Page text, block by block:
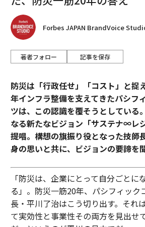
Forbes JAPAN BrandVoice
著者フォロー 記事を保存
防災は「行政任せ」「コスト」と捉
年インフラ整備を支えてきたパシフ
ツは、この認識を覆そうとしている
なる新たなビジョン「サステナ∞レ
提唱。構想の旗振り役となった技師
身の思いと共に、ビジョンの要諦を
「防災は、企業にとって自分ごとに
る」。防災一筋20年、パシフィック
長・平川了治はこう切り出す。それ
て実効性と事業性その両方を見出せ